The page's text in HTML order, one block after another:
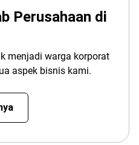
Perusahaan di
menjadi warga korporat
aspek bisnis kami.